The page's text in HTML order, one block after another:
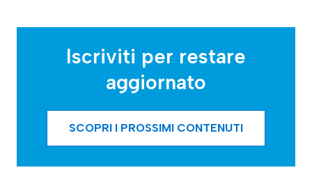
Iscriviti per restare
aggiornato
SCOPRI I PROSSIMI CONTENUTI